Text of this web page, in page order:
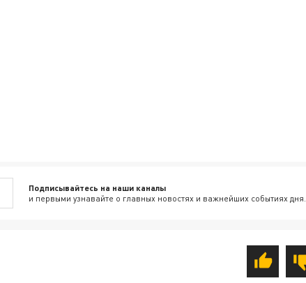
Подписывайтесь на наши каналы
и первыми узнавайте о главных новостях и важнейших событиях дня.